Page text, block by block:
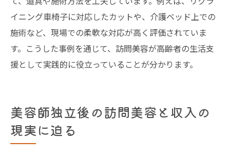
イニング車椅子に対応したカットや、介護ベッド上での
施術など、現場での柔軟な対応が高く評価されていま
す。こうした事例を通じて、訪問美容が高齢者の生活支
援として実践的に役立っていることが分かります。
美容師独立後の訪問美容と収入の
現実に迫る